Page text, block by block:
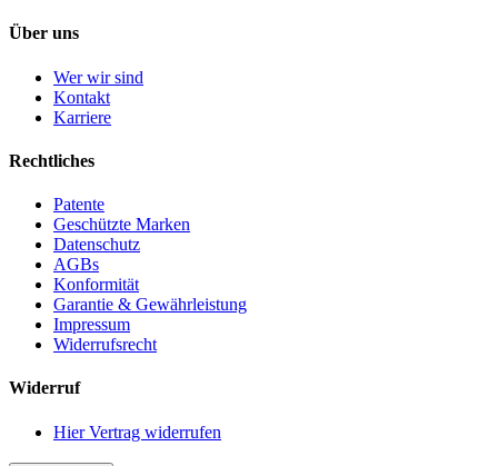
Über uns
Wer wir sind
Kontakt
Karriere
Rechtliches
Patente
Geschützte Marken
Datenschutz
AGBs
Konformität
Garantie & Gewährleistung
Impressum
Widerrufsrecht
Widerruf
Hier Vertrag widerrufen